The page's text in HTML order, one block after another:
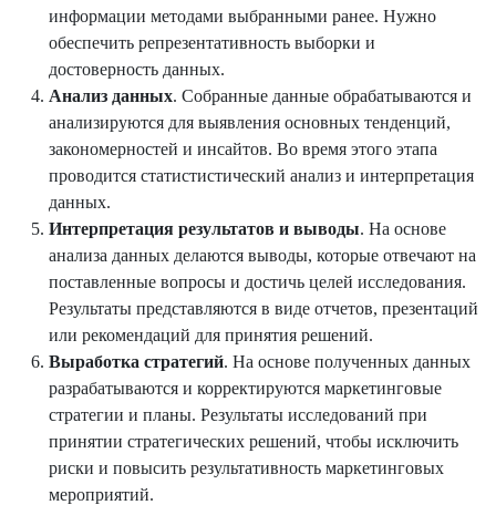
информации методами выбранными ранее. Нужно
обеспечить репрезентативность выборки и
достоверность данных.
Анализ данных. Собранные данные обрабатываются и
анализируются для выявления основных тенденций,
закономерностей и инсайтов. Во время этого этапа
проводится статистистический анализ и интерпретация
данных.
Интерпретация результатов и выводы. На основе
анализа данных делаются выводы, которые отвечают на
поставленные вопросы и достичь целей исследования.
Результаты представляются в виде отчетов, презентаций
или рекомендаций для принятия решений.
Выработка стратегий. На основе полученных данных
разрабатываются и корректируются маркетинговые
стратегии и планы. Результаты исследований при
принятии стратегических решений, чтобы исключить
риски и повысить результативность маркетинговых
мероприятий.